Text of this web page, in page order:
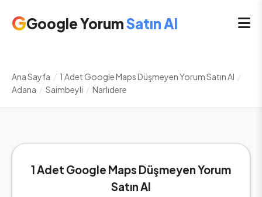
GGoogle YorumSatın Al
Ana Sayfa / 1 Adet Google Maps Düşmeyen Yorum Satın Al /
Adana / Saimbeyli / Narlıdere
1 Adet Google Maps Düşmeyen Yorum
Satın Al